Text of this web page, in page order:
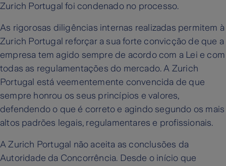
Zurich Portugal foi condenado no processo.
As rigorosas diligências internas realizadas permitem à
Zurich Portugal reforçar a sua forte convicção de que a
empresa tem agido sempre de acordo com a Lei e com
todas as regulamentações do mercado. A Zurich
Portugal está veementemente convencida de que
sempre honrou os seus princípios e valores,
defendendo o que é correto e agindo segundo os mais
altos padrões legais, regulamentares e profissionais.
A Zurich Portugal não aceita as conclusões da
Autoridade da Concorrência. Desde o início que